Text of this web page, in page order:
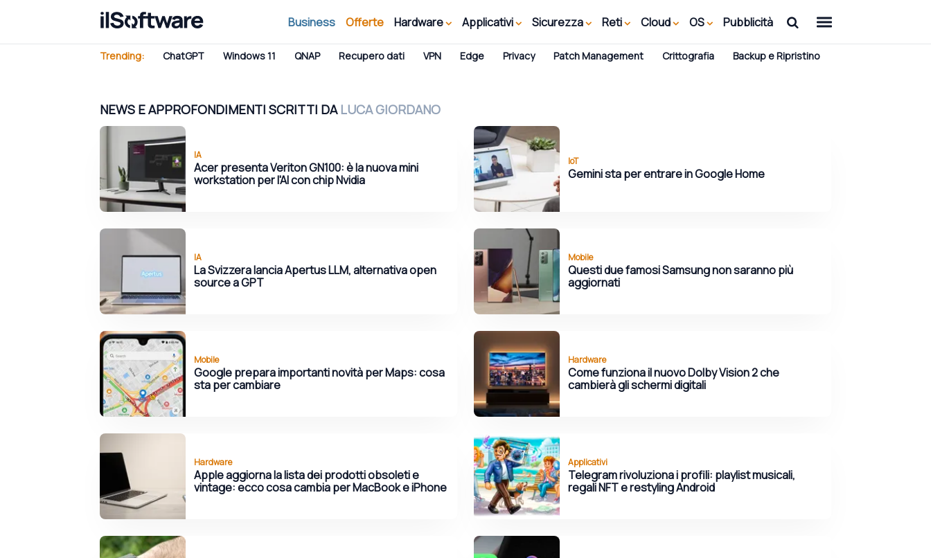
Business Offerte Hardware Applicativi Sicurezza Reti Cloud OS Pubblicità
Trending: ChatGPT Windows 11 QNAP Recupero dati VPN Edge Privacy Patch Management Crittografia Backup e Ripristino
NEWS E APPROFONDIMENTI SCRITTI DALUCA GIORDANO
IA
Acer presenta Veriton GN100: è la nuova mini
workstation per l'AI con chip Nvidia
IoT
Gemini sta per entrare in Google Home
IA
La Svizzera lancia Apertus LLM, alternativa open
source a GPT
Mobile
Questi due famosi Samsung non saranno più
aggiornati
Mobile
Google prepara importanti novità per Maps: cosa
sta per cambiare
Hardware
Come funziona il nuovo Dolby Vision 2 che
cambierà gli schermi digitali
Hardware
Apple aggiorna la lista dei prodotti obsoleti e
vintage: ecco cosa cambia per MacBook e iPhone
Applicativi
Telegram rivoluziona i profili: playlist musicali,
regali NFT e restyling Android